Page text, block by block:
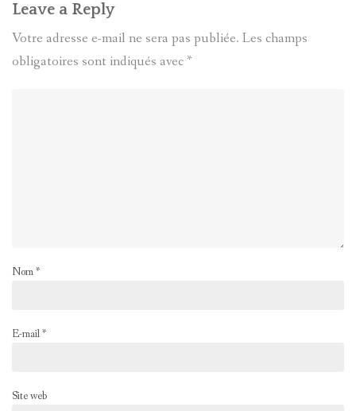
Leave a Reply
Votre adresse e-mail ne sera pas publiée. Les champs
obligatoires sont indiqués avec*
Nom*
E-mail*
Site web